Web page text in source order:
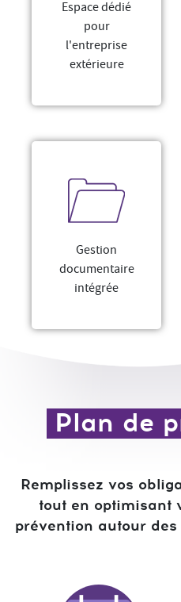
Espace dédié
pour
l'entreprise
extérieure
Gestion
documentaire
intégrée
Plan de
Remplissez vos
tout en optimisant
prévention autour